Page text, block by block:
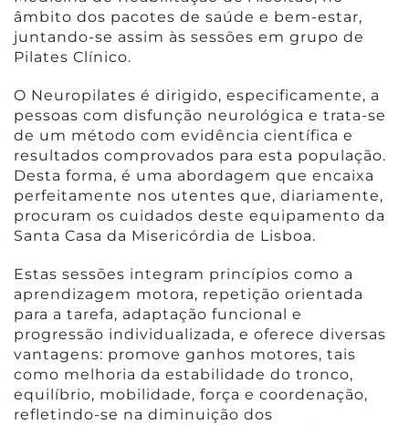
âmbito dos pacotes de saúde e bem-estar,
juntando-se assim às sessões em grupo de
Pilates Clínico.
O Neuropilates é dirigido, especificamente, a
pessoas com disfunção neurológica e trata-se
de um método com evidência científica e
resultados comprovados para esta população.
Desta forma, é uma abordagem que encaixa
perfeitamente nos utentes que, diariamente,
procuram os cuidados deste equipamento da
Santa Casa da Misericórdia de Lisboa.
Estas sessões integram princípios como a
aprendizagem motora, repetição orientada
para a tarefa, adaptação funcional e
progressão individualizada, e oferece diversas
vantagens: promove ganhos motores, tais
como melhoria da estabilidade do tronco,
equilíbrio, mobilidade, força e coordenação,
refletindo-se na diminuição dos